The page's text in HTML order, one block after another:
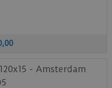
,00
- Amsterdam